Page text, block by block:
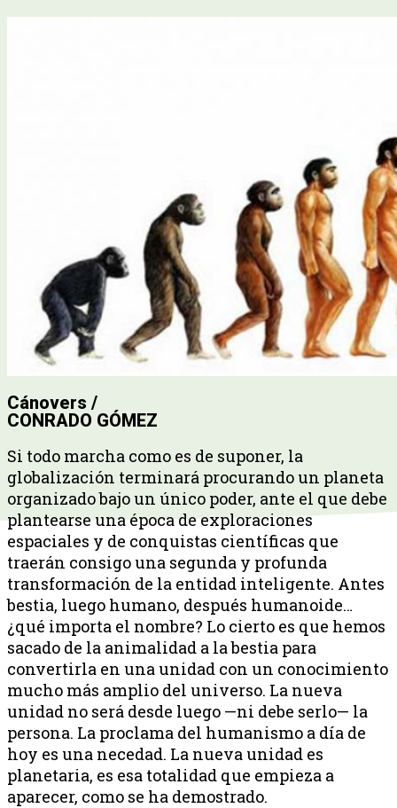
Cánovers /
CONRADO GÓMEZ
Si todo marcha como es de suponer, la
globalización terminará procurando un planeta
organizado bajo un único poder, ante el que debe
plantearse una época de exploraciones
espaciales y de conquistas científicas que
traerán consigo una segunda y profunda
transformación de la entidad inteligente. Antes
bestia, luego humano, después humanoide…
¿qué importa el nombre? Lo cierto es que hemos
sacado de la animalidad a la bestia para
convertirla en una unidad con un conocimiento
mucho más amplio del universo. La nueva
unidad no será desde luego —ni debe serlo— la
persona. La proclama del humanismo a día de
hoy es una necedad. La nueva unidad es
planetaria, es esa totalidad que empieza a
aparecer, como se ha demostrado.